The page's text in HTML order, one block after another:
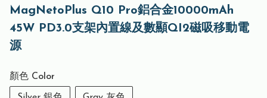
MagNetoPlus Q10 Pro鋁合金10000mAh
45W PD3.0支架內置線及數顯QI2磁吸移動電
源
顏色 Color